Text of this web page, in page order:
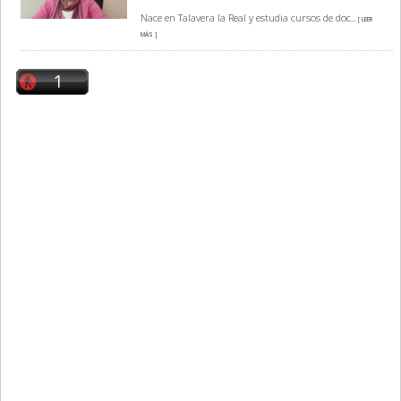
Nace en Talavera la Real y estudia cursos de doc... [ LEER
MÁS ]